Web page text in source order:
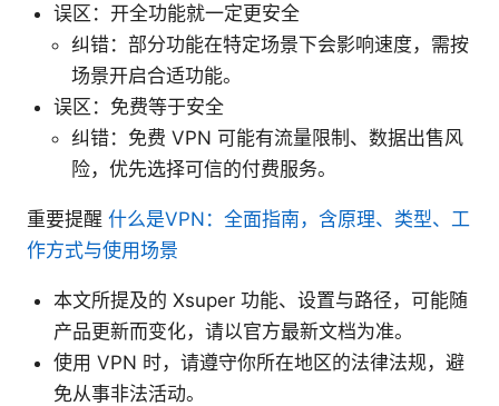
误区：开全功能就一定更安全
纠错：部分功能在特定场景下会影响速度，需按
场景开启合适功能。
误区：免费等于安全
纠错：免费 VPN 可能有流量限制、数据出售风
险，优先选择可信的付费服务。
重要提醒 什么是VPN：全面指南，含原理、类型、工
作方式与使用场景
本文所提及的 Xsuper 功能、设置与路径，可能随
产品更新而变化，请以官方最新文档为准。
使用 VPN 时，请遵守你所在地区的法律法规，避
免从事非法活动。